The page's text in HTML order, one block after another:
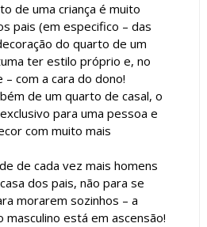
de uma criança é muito
pais (em especifico – das
do quarto de um
ter estilo próprio e, no
com a cara do dono!
de um quarto de casal, o
para uma pessoa e
com muito mais
de cada vez mais homens
dos pais, não para se
morarem sozinhos – a
está em ascensão!